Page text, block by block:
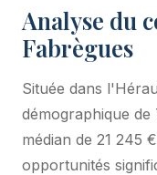
Analyse du
Fabrègues
Située dans
démographique
médian de 21 245
opportunités